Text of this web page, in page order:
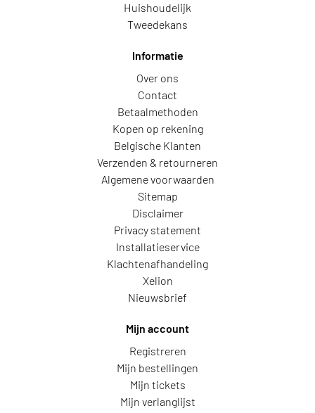
Huishoudelijk
Tweedekans
Informatie
Over ons
Contact
Betaalmethoden
Kopen op rekening
Belgische Klanten
Verzenden & retourneren
Algemene voorwaarden
Sitemap
Disclaimer
Privacy statement
Installatieservice
Klachtenafhandeling
Xelion
Nieuwsbrief
Mijn account
Registreren
Mijn bestellingen
Mijn tickets
Mijn verlanglijst